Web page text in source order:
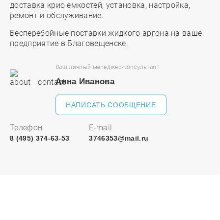
доставка крио емкостей, установка, настройка,
ремонт и обслуживание.
Бесперебойные поставки жидкого аргона на ваше
предприятие в Благовещенске.
Ваш личный менеджер-консультант
Анна Иванова
НАПИСАТЬ СООБЩЕНИЕ
Телефон
8 (495) 374-63-53
E-mail
3746353@mail.ru